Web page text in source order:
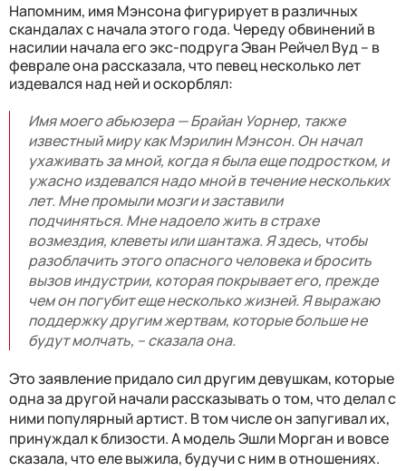
Напомним, имя Мэнсона фигурирует в различных
скандалах с начала этого года. Череду обвинений в
насилии начала его экс-подруга Эван Рейчел Вуд – в
феврале она рассказала, что певец несколько лет
издевался над ней и оскорблял:
Имя моего абьюзера — Брайан Уорнер, также
известный миру как Мэрилин Мэнсон. Он начал
ухаживать за мной, когда я была еще подростком, и
ужасно издевался надо мной в течение нескольких
лет. Мне промыли мозги и заставили
подчиняться. Мне надоело жить в страхе
возмездия, клеветы или шантажа. Я здесь, чтобы
разоблачить этого опасного человека и бросить
вызов индустрии, которая покрывает его, прежде
чем он погубит еще несколько жизней. Я выражаю
поддержку другим жертвам, которые больше не
будут молчать, – сказала она.
Это заявление придало сил другим девушкам, которые
одна за другой начали рассказывать о том, что делал с
ними популярный артист. В том числе он запугивал их,
принуждал к близости. А модель Эшли Морган и вовсе
сказала, что еле выжила, будучи с ним в отношениях.